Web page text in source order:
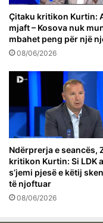
Çitaku kritikon Kurtin:
mjaft – Kosova nuk
mbahet peng për një
08/06/2026
Ndërprerja e seancës,
kritikon Kurtin: Si LDK
s’jemi pjesë e këtij
të njoftuar
08/06/2026